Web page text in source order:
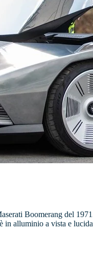
Boomerang del
in alluminio a vista e